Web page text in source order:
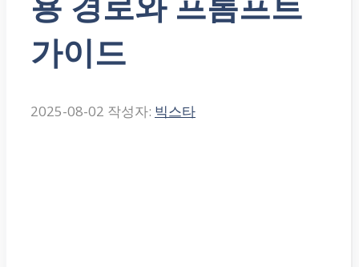
가이드
2025-08-02 작성자: 빅스타